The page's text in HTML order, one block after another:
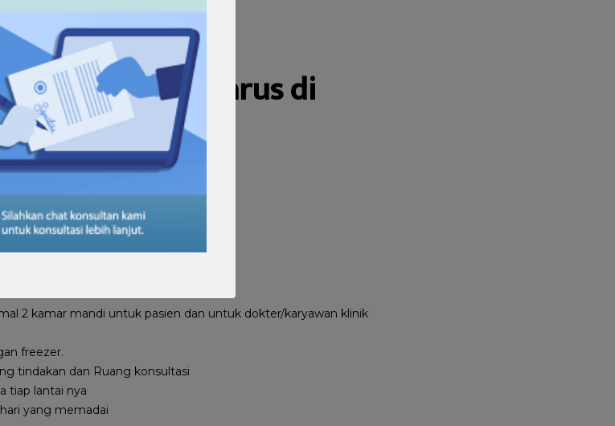
klinik yang harus di
non medis
2 kamar mandi untuk pasien dan untuk dokter/karyawan klinik
freezer.
tindakan dan Ruang konsultasi
tiap lantai nya
yang memadai